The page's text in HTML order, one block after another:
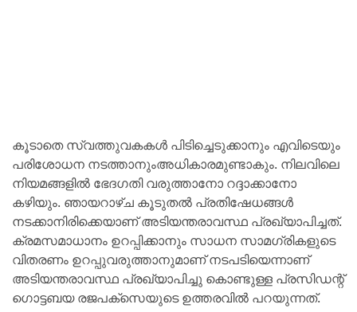
കൂടാതെ സ്വത്തുവകകള്‍ പിടിച്ചെടുക്കാനും എവിടെയും
പരിശോധന നടത്താനുംഅധികാരമുണ്ടാകും. നിലവിലെ
നിയമങ്ങളില്‍ ഭേദഗതി വരുത്താനോ റദ്ദാക്കാനോ
കഴിയും. ഞായറാഴ്ച കൂടുതല്‍ പ്രതിഷേധങ്ങള്‍
നടക്കാനിരിക്കെയാണ് അടിയന്തരാവസ്ഥ പ്രഖ്യാപിച്ചത്.
ക്രമസമാധാനം ഉറപ്പിക്കാനും സാധന സാമഗ്രികളുടെ
വിതരണം ഉറപ്പുവരുത്താനുമാണ് നടപടിയെന്നാണ്
അടിയന്തരാവസ്ഥ പ്രഖ്യാപിച്ചു കൊണ്ടുള്ള പ്രസിഡന്റ്
ഗൊട്ടബയ രജപക്‌സെയുടെ ഉത്തരവില്‍ പറയുന്നത്.